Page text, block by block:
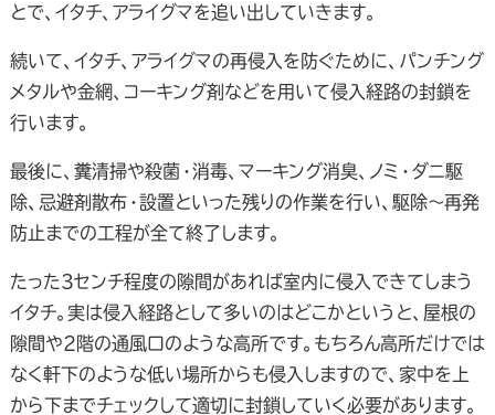
とで、イタチ、アライグマを追い出していきます。
続いて、イタチ、アライグマの再侵入を防ぐために、パンチング
メタルや金網、コーキング剤などを用いて侵入経路の封鎖を
行います。
最後に、糞清掃や殺菌・消毒、マーキング消臭、ノミ・ダニ駆
除、忌避剤散布・設置といった残りの作業を行い、駆除～再発
防止までの工程が全て終了します。
たった3センチ程度の隙間があれば室内に侵入できてしまう
イタチ。実は侵入経路として多いのはどこかというと、屋根の
隙間や2階の通風口のような高所です。もちろん高所だけでは
なく軒下のような低い場所からも侵入しますので、家中を上
から下までチェックして適切に封鎖していく必要があります。